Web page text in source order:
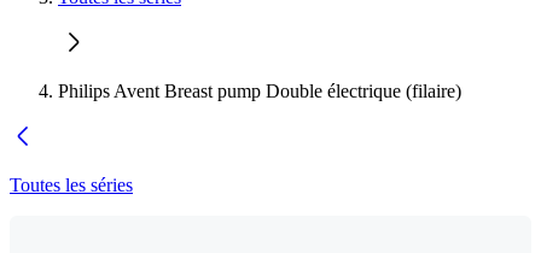
Philips Avent Breast pump Double électrique (filaire)
Toutes les séries